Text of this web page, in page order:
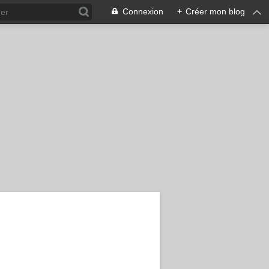
Connexion + Créer mon blog